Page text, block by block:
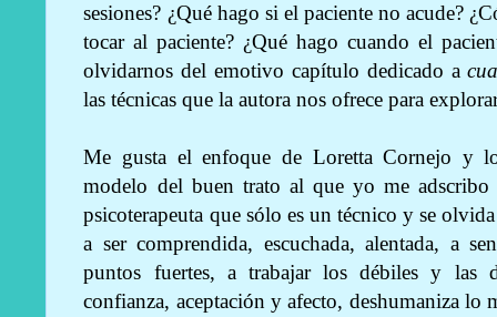
sesiones? ¿Qué hago si el paciente no acude?
tocar al paciente? ¿Qué hago cuando el
olvidarnos del emotivo capítulo dedicado a
las técnicas que la autora nos ofrece para
Me gusta el enfoque de Loretta Cornejo y
modelo del buen trato al que yo me
psicoterapeuta que sólo es un técnico y se
a ser comprendida, escuchada, alentada, a
puntos fuertes, a trabajar los débiles y las
confianza, aceptación y afecto, deshumaniza lo